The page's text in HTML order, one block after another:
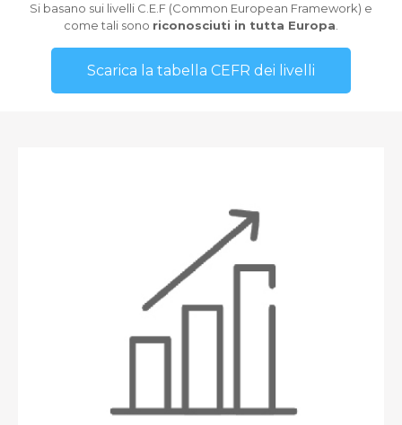
Si basano sui livelli C.E.F (Common European Framework) e
come tali sono riconosciuti in tutta Europa
Scarica la tabella CEFR dei livelli